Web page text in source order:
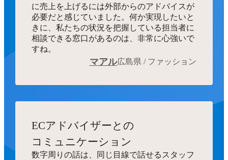
に売上を上げるには外部からのアドバイスが
必要だと感じていました。何か実現したいと
きに、私たちの状況を把握している担当者に
相談できる窓口があるのは、非常に心強いで
すね。
マアル広島県 / ファッション
ECアドバイザーとの
コミュニケーション
数字周りの話は、同じ目線で話せるスタッフ